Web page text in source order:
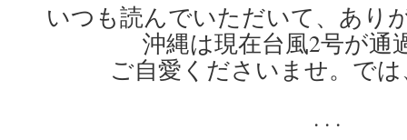
いつも読んでいただいて、あり
沖縄は現在台風2号が通
ご自愛くださいませ。で
. . .